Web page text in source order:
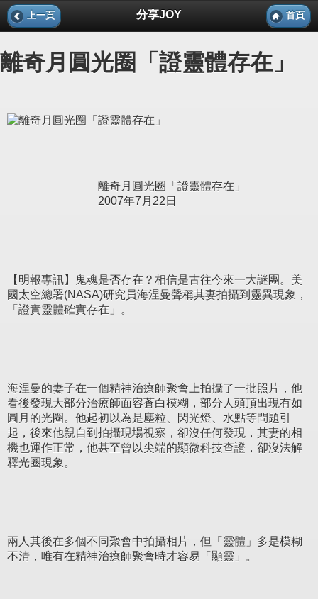
上一頁 分享JOY 首頁
離奇月圓光圈「證靈體存在」
離奇月圓光圈「證靈體存在」
2007年7月22日
【明報專訊】鬼魂是否存在？相信是古往今來一大謎團。美
國太空總署(NASA)研究員海涅曼聲稱其妻拍攝到靈異現象，
「證實靈體確實存在」。
海涅曼的妻子在一個精神治療師聚會上拍攝了一批照片，他
看後發現大部分治療師面容蒼白模糊，部分人頭頂出現有如
圓月的光圈。他起初以為是塵粒、閃光燈、水點等問題引
起，後來他親自到拍攝現場視察，卻沒任何發現，其妻的相
機也運作正常，他甚至曾以尖端的顯微科技查證，卻沒法解
釋光圈現象。
兩人其後在多個不同聚會中拍攝相片，但「靈體」多是模糊
不清，唯有在精神治療師聚會時才容易「顯靈」。